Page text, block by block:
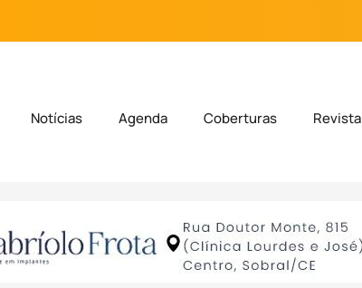
Notícias Agenda Coberturas Revista